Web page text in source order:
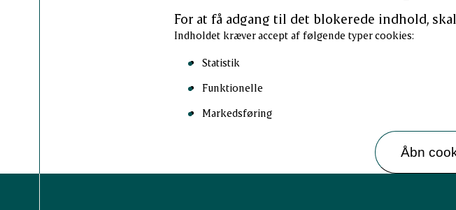
For at få adgang til det blokerede indhold,
Indholdet kræver accept af følgende typer cookies:
Statistik
Funktionelle
Markedsføring
Åbn